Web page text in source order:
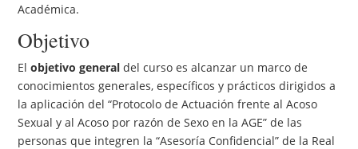
Académica.
Objetivo
Elobjetivo general del curso es alcanzar un marco de
conocimientos generales, específicos y prácticos dirigidos a
la aplicación del “Protocolo de Actuación frente al Acoso
Sexual y al Acoso por razón de Sexo en la AGE” de las
personas que integren la “Asesoría Confidencial” de la Real